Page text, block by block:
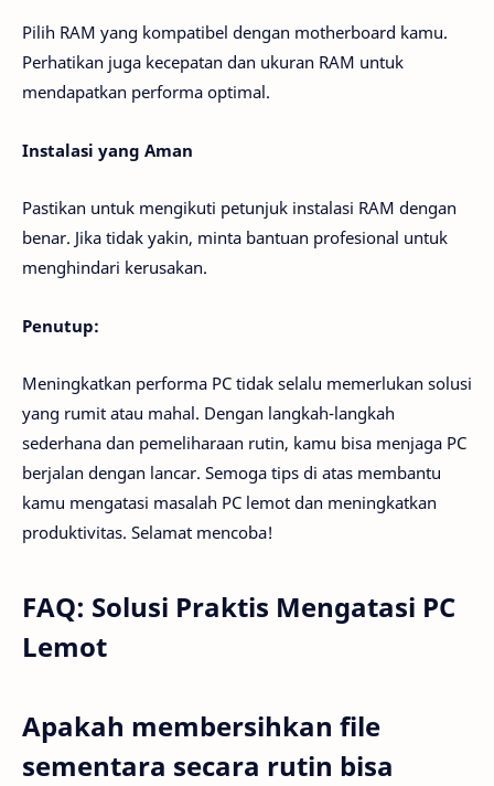
Pilih RAM yang kompatibel dengan motherboard kamu.
Perhatikan juga kecepatan dan ukuran RAM untuk
mendapatkan performa optimal.
Instalasi yang Aman
Pastikan untuk mengikuti petunjuk instalasi RAM dengan
benar. Jika tidak yakin, minta bantuan profesional untuk
menghindari kerusakan.
Penutup:
Meningkatkan performa PC tidak selalu memerlukan solusi
yang rumit atau mahal. Dengan langkah-langkah
sederhana dan pemeliharaan rutin, kamu bisa menjaga PC
berjalan dengan lancar. Semoga tips di atas membantu
kamu mengatasi masalah PC lemot dan meningkatkan
produktivitas. Selamat mencoba!
FAQ: Solusi Praktis Mengatasi PC
Lemot
Apakah membersihkan file
sementara secara rutin bisa